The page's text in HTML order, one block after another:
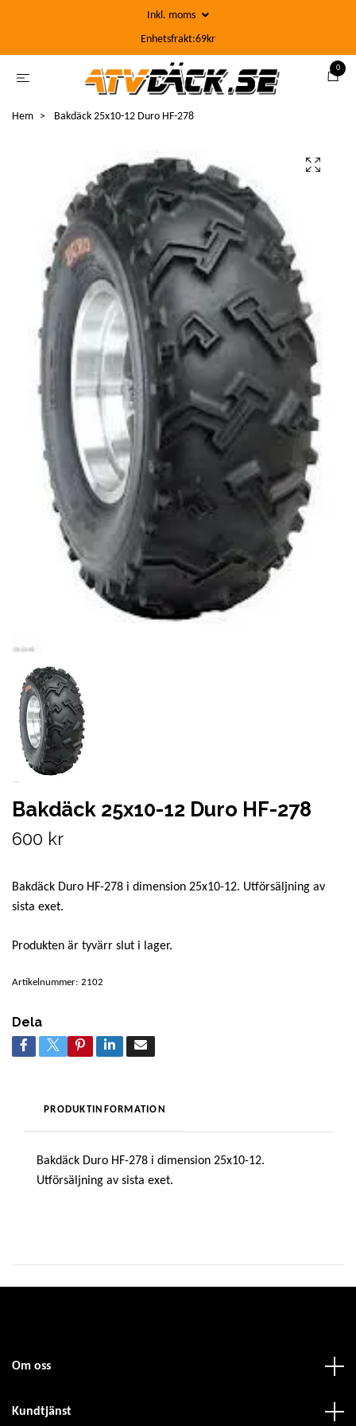
Inkl. moms
Enhetsfrakt:69kr
0
Hem Bakdäck 25x10-12 Duro HF-278
Bakdäck 25x10-12 Duro HF-278
600 kr
Bakdäck Duro HF-278 i dimension 25x10-12. Utförsäljning av
sista exet.
Produkten är tyvärr slut i lager.
Artikelnummer: 2102
Dela
PRODUKTINFORMATION
Bakdäck Duro HF-278 i dimension 25x10-12.
Utförsäljning av sista exet.
Om oss
Kundtjänst